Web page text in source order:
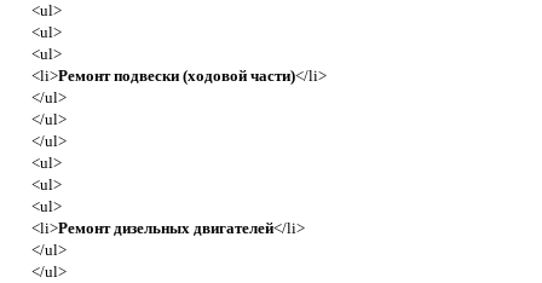
<ul>
<ul>
<ul>
<li>Ремонт подвески (ходовой части)</li>
</ul>
</ul>
</ul>
<ul>
<ul>
<ul>
<li>Ремонт дизельных двигателей</li>
</ul>
</ul>